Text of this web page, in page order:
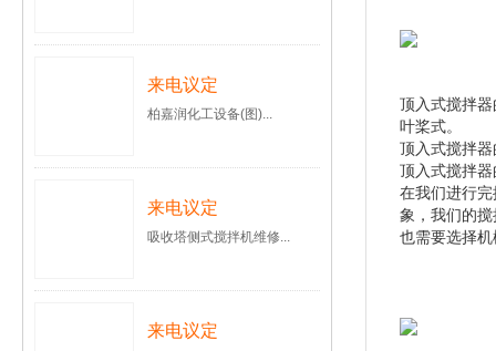
来电议定
柏嘉润化工设备(图)...
来电议定
吸收塔侧式搅拌机维修...
来电议定
顶入式搅拌
叶桨式。
顶入式搅拌
顶入式搅拌
在我们进行
象，我们的
也需要选择